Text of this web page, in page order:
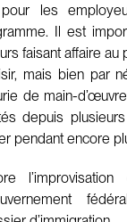
pour les
Il est
faisant affaire au
mais bien par
de main-
depuis
pendant encore
l’improvisation